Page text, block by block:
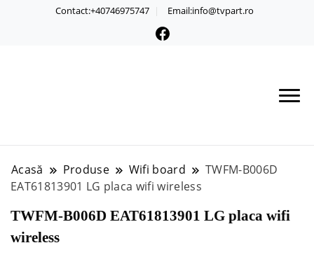
Contact:+40746975747 Email:info@tvpart.ro
Acasă Produse Wifi board
TWFM-B006D
EAT61813901 LG placa wifi wireless
TWFM-B006D EAT61813901 LG placa wifi
wireless